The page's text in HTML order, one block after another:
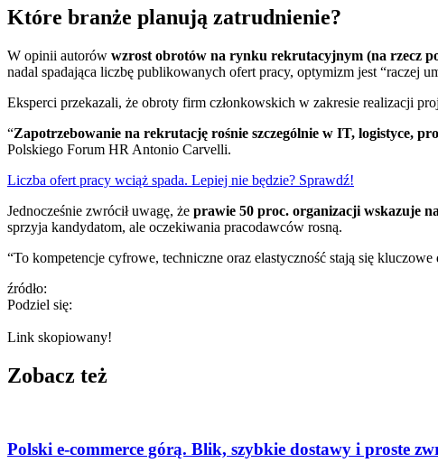
Które branże planują zatrudnienie?
W opinii autorów wzrost obrotów na rynku rekrutacyjnym (na rzecz
nadal spadająca liczbę publikowanych ofert pracy, optymizm jest “raczej
Eksperci przekazali, że obroty firm członkowskich w zakresie realizacji
“Zapotrzebowanie na rekrutację rośnie szczególnie w IT, logistyce,
Polskiego Forum HR Antonio Carvelli.
Liczba ofert pracy wciąż spada. Lepiej nie będzie? Sprawdź!
Jednocześnie zwrócił uwagę, że prawie 50 proc. organizacji wskazuje
sprzyja kandydatom, ale oczekiwania pracodawców rosną.
“To kompetencje cyfrowe, techniczne oraz elastyczność stają się
źródło:
Podziel się:
Link skopiowany!
Zobacz też
Polski e-commerce górą. Blik, szybkie dostawy i proste